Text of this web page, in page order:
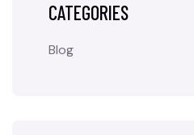
CATEGORIES
Blog